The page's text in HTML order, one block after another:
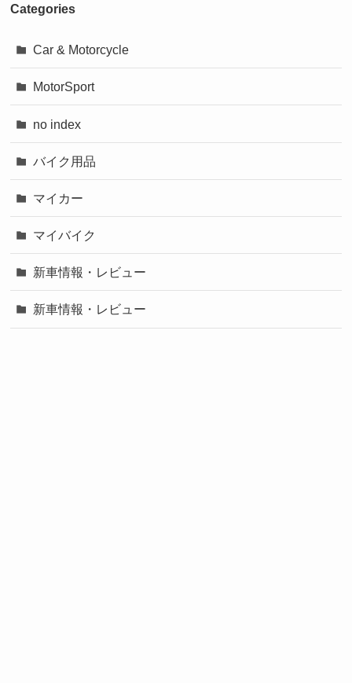
Categories
Car & Motorcycle
MotorSport
no index
バイク用品
マイカー
マイバイク
新車情報・レビュー
新車情報・レビュー